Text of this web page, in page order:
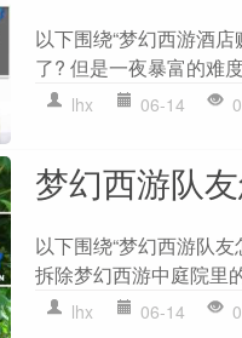
以下围绕“梦幻西游酒
了? 但是一夜暴富的难
lhx 06-14 0
梦幻西游队
以下围绕“梦幻西游队
拆除梦幻西游中庭院里
lhx 06-14 0